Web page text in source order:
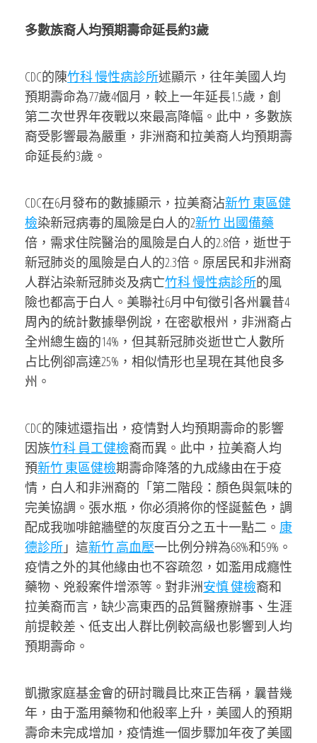
多數族裔人均預期壽命延長約3歲
CDC的陳竹科 慢性病診所述顯示，往年美國人均
預期壽命為77歲4個月，較上一年延長1.5歲，創
第二次世界年夜戰以來最高降幅。此中，多數族
裔受影響最為嚴重，非洲裔和拉美裔人均預期壽
命延長約3歲。
CDC在6月發布的數據顯示，拉美裔沾新竹 東區健
檢染新冠病毒的風險是白人的2新竹 出國備藥
倍，需求住院醫治的風險是白人的2.8倍，逝世于
新冠肺炎的風險是白人的2.3倍。原居民和非洲裔
人群沾染新冠肺炎及病亡竹科 慢性病診所的風
險也都高于白人。美聯社6月中旬徵引各州曩昔4
周內的統計數據舉例說，在密歇根州，非洲裔占
全州總生齒的14%，但其新冠肺炎逝世亡人數所
占比例卻高達25%，相似情形也呈現在其他良多
州。
CDC的陳述還指出，疫情對人均預期壽命的影響
因族竹科 員工健檢裔而異。此中，拉美裔人均
預新竹 東區健檢期壽命降落的九成緣由在于疫
情，白人和非洲裔的「第二階段：顏色與氣味的
完美協調。張水瓶，你必須將你的怪誕藍色，調
配成我咖啡館牆壁的灰度百分之五十一點二。 康
德診所 」這新竹 高血壓一比例分辨為68%和59%。
疫情之外的其他緣由也不容疏忽，如濫用成癮性
藥物、兇殺案件增添等。對非洲安慎 健檢裔和
拉美裔而言，缺少高東西的品質醫療辦事、生涯
前提較差、低支出人群比例較高級也影響到人均
預期壽命。
凱撒家庭基金會的研討職員比來正告稱，曩昔幾
年，由于濫用藥物和他殺率上升，美國人的預期
壽命未完成增加，疫情進一個步驟加年夜了美國